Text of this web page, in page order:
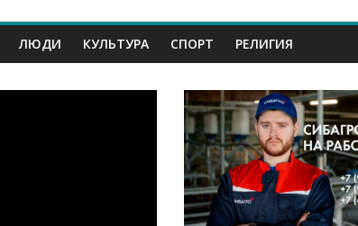
ЛЮДИ КУЛЬТУРА СПОРТ РЕЛИГИЯ